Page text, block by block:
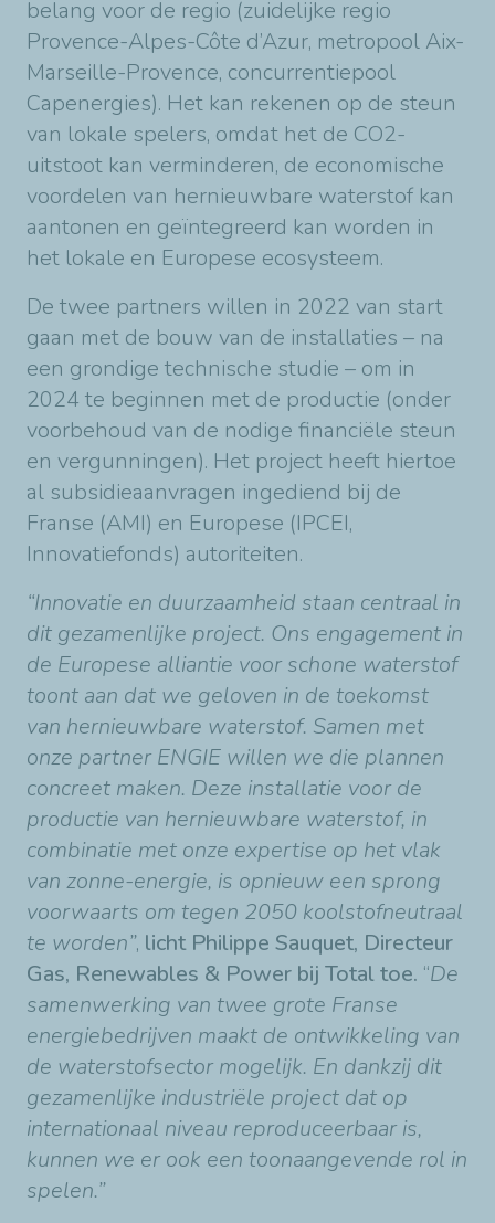
belang voor de regio (zuidelijke regio
Provence-Alpes-Côte d’Azur, metropool Aix-
Marseille-Provence, concurrentiepool
Capenergies). Het kan rekenen op de steun
van lokale spelers, omdat het de CO2-
uitstoot kan verminderen, de economische
voordelen van hernieuwbare waterstof kan
aantonen en geïntegreerd kan worden in
het lokale en Europese ecosysteem.
De twee partners willen in 2022 van start
gaan met de bouw van de installaties – na
een grondige technische studie – om in
2024 te beginnen met de productie (onder
voorbehoud van de nodige financiële steun
en vergunningen). Het project heeft hiertoe
al subsidieaanvragen ingediend bij de
Franse (AMI) en Europese (IPCEI,
Innovatiefonds) autoriteiten.
“Innovatie en duurzaamheid staan centraal in
dit gezamenlijke project. Ons engagement in
de Europese alliantie voor schone waterstof
toont aan dat we geloven in de toekomst
van hernieuwbare waterstof. Samen met
onze partner ENGIE willen we die plannen
concreet maken. Deze installatie voor de
productie van hernieuwbare waterstof, in
combinatie met onze expertise op het vlak
van zonne-energie, is opnieuw een sprong
voorwaarts om tegen 2050 koolstofneutraal
te worden”, licht Philippe Sauquet, Directeur
Gas, Renewables & Power bij Total toe. “De
samenwerking van twee grote Franse
energiebedrijven maakt de ontwikkeling van
de waterstofsector mogelijk. En dankzij dit
gezamenlijke industriële project dat op
internationaal niveau reproduceerbaar is,
kunnen we er ook een toonaangevende rol in
spelen.”